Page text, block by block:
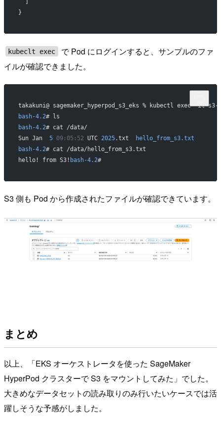
}
kubeclt exec
で Pod にログインすると、サンプルのファ
イルが確認できました。
takakuni@ sagemaker_hyperpod_s3_eks % kubectl exec -it
bash-4.2# ls
bash-4.2# cat /data/
Sun Jan 5 09:05:52 UTC 2025.txt
hello_from_s3.txt
bash-4.2# cat /data/hello_from_s3.txt
hello! from S3! bash-4.2#
S3 側も Pod から作成されたファイルが確認できています。
まとめ
以上、「EKS オーケストレータを使った SageMaker
HyperPod クラスターで S3 をマウントしてみた」でした。
大きめなデータセットの読み取りのみ行いたいケースでは活
躍しそうな予感がしました。